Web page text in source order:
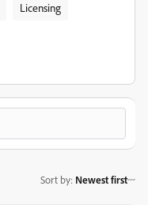
Licensing
Sort by: Newest first